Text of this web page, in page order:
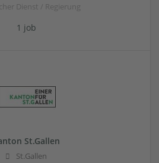
Dienst / Regierung
1 job
St.Gallen
St.Gallen